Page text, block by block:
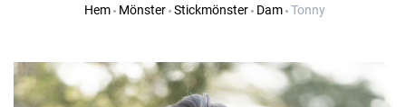
Hem Mönster Stickmönster Dam Tonny